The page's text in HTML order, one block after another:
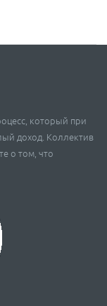
который при
доход. Коллектив
о том, что